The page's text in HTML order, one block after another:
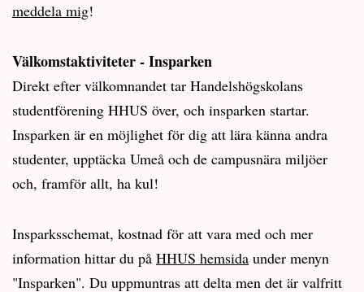
meddela mig!
Välkomstaktiviteter - Insparken
Direkt efter välkomnandet tar Handelshögskolans
studentförening HHUS över, och insparken startar.
Insparken är en möjlighet för dig att lära känna andra
studenter, upptäcka Umeå och de campusnära miljöer
och, framför allt, ha kul!
Insparksschemat, kostnad för att vara med och mer
information hittar du på HHUS hemsida under menyn
"Insparken". Du uppmuntras att delta men det är valfritt